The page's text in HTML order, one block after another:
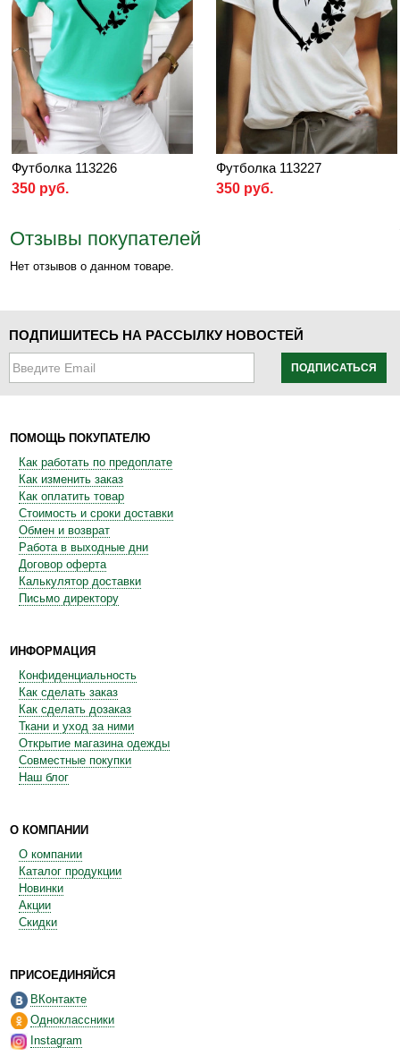
Футболка 113226
350 руб.
Футболка 113227
350 руб.
Отзывы покупателей
Нет отзывов о данном товаре.
ПОДПИШИТЕСЬ НА РАССЫЛКУ НОВОСТЕЙ
ПОДПИСАТЬСЯ
ПОМОЩЬ ПОКУПАТЕЛЮ
Как работать по предоплате
Как изменить заказ
Как оплатить товар
Стоимость и сроки доставки
Обмен и возврат
Работа в выходные дни
Договор оферта
Калькулятор доставки
Письмо директору
ИНФОРМАЦИЯ
Конфиденциальность
Как сделать заказ
Как сделать дозаказ
Ткани и уход за ними
Открытие магазина одежды
Совместные покупки
Наш блог
О КОМПАНИИ
О компании
Каталог продукции
Новинки
Акции
Скидки
ПРИСОЕДИНЯЙСЯ
ВКонтакте
Одноклассники
Instagram